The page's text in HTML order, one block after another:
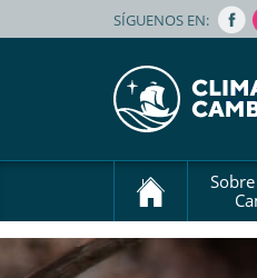
SÍGUENOS EN: